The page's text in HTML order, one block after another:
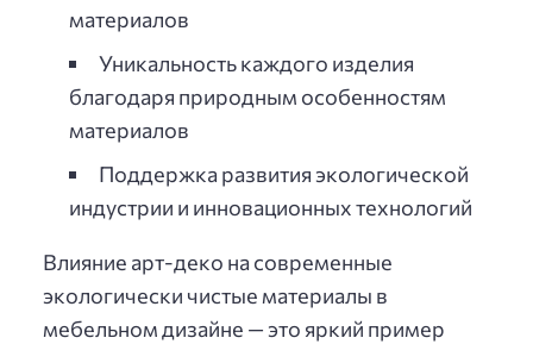
материалов
Уникальность каждого изделия
благодаря природным особенностям
материалов
Поддержка развития экологической
индустрии и инновационных технологий
Влияние арт-деко на современные
экологически чистые материалы в
мебельном дизайне — это яркий пример